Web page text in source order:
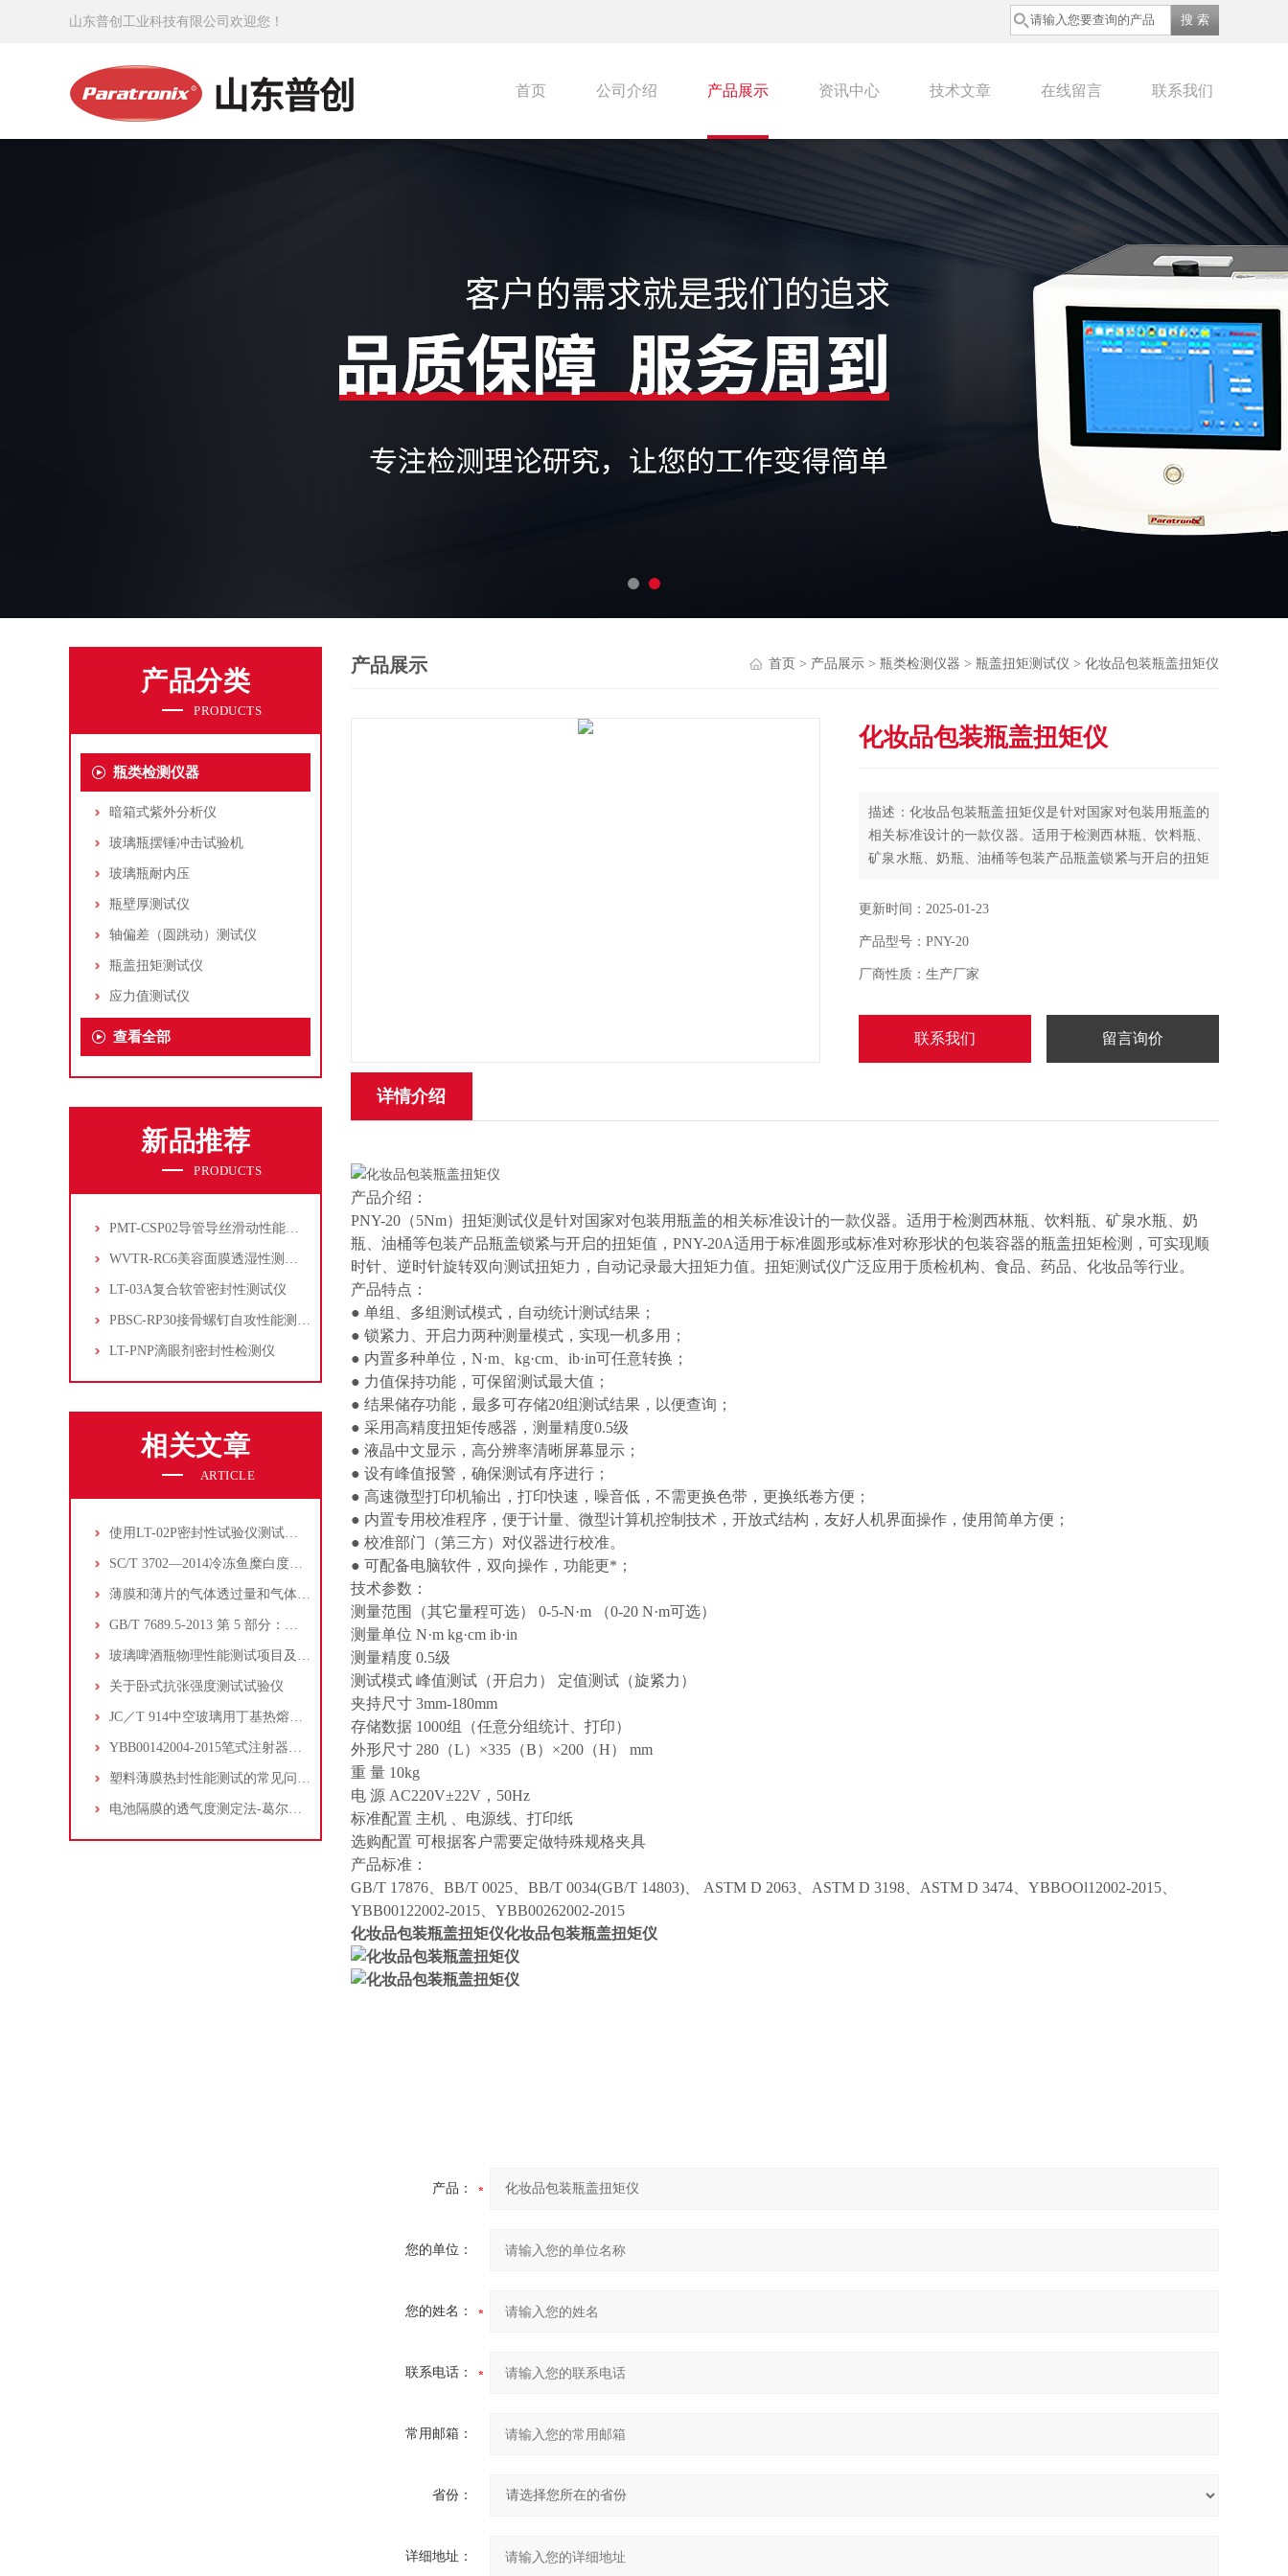
山东普创工业科技有限公司欢迎您！
首页 公司介绍 产品展示 资讯中心 技术文章 在线留言 联系我们
产品分类
PRODUCTS
瓶类检测仪器
暗箱式紫外分析仪
玻璃瓶摆锤冲击试验机
玻璃瓶耐内压
瓶壁厚测试仪
轴偏差（圆跳动）测试仪
瓶盖扭矩测试仪
应力值测试仪
查看全部
新品推荐
PRODUCTS
PMT-CSP02导管导丝滑动性能测试仪
WVTR-RC6美容面膜透湿性测试仪
LT-03A复合软管密封性测试仪
PBSC-RP30接骨螺钉自攻性能测试‌仪
LT-PNP滴眼剂密封性检测仪
相关文章
ARTICLE
使用LT-02P密封性试验仪测试液体软包装的密封性能
SC/T 3702—2014冷冻鱼糜白度的测定
薄膜和薄片的气体透过量和气体透过系数的试验方法
GB/T 7689.5-2013 第 5 部分：玻璃纤维拉伸断裂强力和断裂伸长的测定
玻璃啤酒瓶物理性能测试项目及啤酒瓶检测仪器设备
关于卧式抗张强度测试试验仪
JC／T 914中空玻璃用丁基热熔密封胶水蒸气透过率测试
YBB00142004-2015笔式注射器用铝盖垫片附着力测试方法
塑料薄膜热封性能测试的常见问题有哪些
电池隔膜的透气度测定法-葛尔莱法
产品展示 首页 > 产品展示 > 瓶类检测仪器 > 瓶盖扭矩测试仪 > 化妆品包装瓶盖扭矩仪
化妆品包装瓶盖扭矩仪
描述：化妆品包装瓶盖扭矩仪是针对国家对包装用瓶盖的
相关标准设计的一款仪器。适用于检测西林瓶、饮料瓶、
矿泉水瓶、奶瓶、油桶等包装产品瓶盖锁紧与开启的扭矩
的瓶盖扭矩检测，可实现顺时针、逆时针旋转双向测试扭
检机构、食品、药品、化妆品等行业。
更新时间：2025-01-23
产品型号：PNY-20
厂商性质：生产厂家
联系我们 留言询价
详情介绍
产品介绍：
PNY-20（5Nm）扭矩测试仪是针对国家对包装用瓶盖的相关标准设计的一款仪器。适用于检测西林瓶、饮料瓶、矿泉水瓶、奶
瓶、油桶等包装产品瓶盖锁紧与开启的扭矩值，PNY-20A适用于标准圆形或标准对称形状的包装容器的瓶盖扭矩检测，可实现顺
时针、逆时针旋转双向测试扭矩力，自动记录最大扭矩力值。扭矩测试仪广泛应用于质检机构、食品、药品、化妆品等行业。
产品特点：
● 单组、多组测试模式，自动统计测试结果；
● 锁紧力、开启力两种测量模式，实现一机多用；
● 内置多种单位，N·m、kg·cm、ib·in可任意转换；
● 力值保持功能，可保留测试最大值；
● 结果储存功能，最多可存储20组测试结果，以便查询；
● 采用高精度扭矩传感器，测量精度0.5级
● 液晶中文显示，高分辨率清晰屏幕显示；
● 设有峰值报警，确保测试有序进行；
● 高速微型打印机输出，打印快速，噪音低，不需更换色带，更换纸卷方便；
● 内置专用校准程序，便于计量、微型计算机控制技术，开放式结构，友好人机界面操作，使用简单方便；
● 校准部门（第三方）对仪器进行校准。
● 可配备电脑软件，双向操作，功能更*；
技术参数：
测量范围（其它量程可选） 0-5-N·m （0-20 N·m可选）
测量单位 N·m kg·cm ib·in
测量精度 0.5级
测试模式 峰值测试（开启力） 定值测试（旋紧力）
夹持尺寸 3mm-180mm
存储数据 1000组（任意分组统计、打印）
外形尺寸 280（L）×335（B）×200（H） mm
重 量 10kg
电 源 AC220V±22V，50Hz
标准配置 主机 、电源线、打印纸
选购配置 可根据客户需要定做特殊规格夹具
产品标准：
GB/T 17876、BB/T 0025、BB/T 0034(GB/T 14803)、 ASTM D 2063、ASTM D 3198、ASTM D 3474、YBBOOl12002-2015、
YBB00122002-2015、YBB00262002-2015
化妆品包装瓶盖扭矩仪化妆品包装瓶盖扭矩仪
产品：
您的单位：
您的姓名：
联系电话：
常用邮箱：
省份：
详细地址：